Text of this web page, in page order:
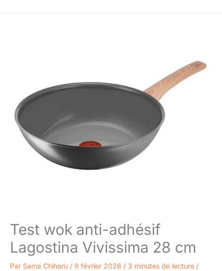
Test wok anti-adhésif
Lagostina Vivissima 28 cm
Par Sama Chiharu / 9 février 2026 / 3 minutes de lecture /